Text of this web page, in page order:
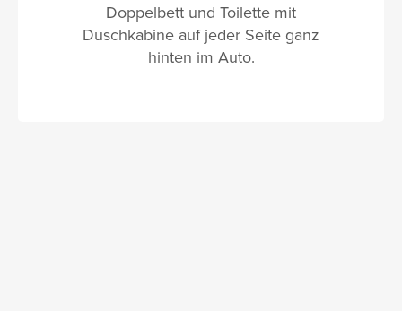
Doppelbett und Toilette mit
Duschkabine auf jeder Seite ganz
hinten im Auto.